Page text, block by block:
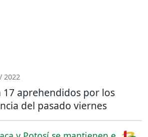
2022
17 aprehendidos por los
del pasado viernes